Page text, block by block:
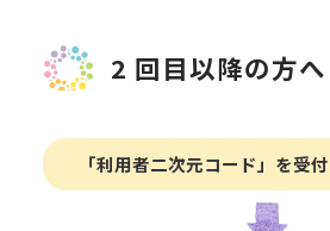
2 回目以降の方へ
「利用者二次元コード」を受付